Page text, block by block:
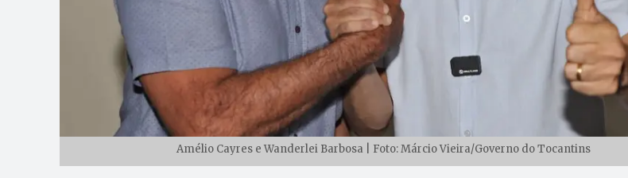
Amélio Cayres e Wanderlei Barbosa | Foto: Márcio Vieira/Governo do Tocantins